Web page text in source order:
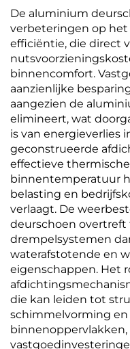
De aluminium
verbeteringen op
efficiëntie, die direct
binnencomfort.
aanzienlijke
aangezien de
elimineert, wat
is van energieverlies
geconstrueerde
effectieve
binnentemperatuur
belasting en
verlaagt. De
deurschoen overtreft
drempelsystemen
waterafstotende en
eigenschappen. Het
die kan leiden tot
schimmelvorming
binnenoppervlakken,